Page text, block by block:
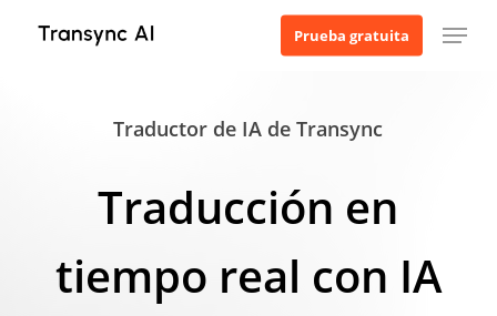
Prueba gratuita Menú
Traductor de IA de Transync
Traducción en
tiempo real con IA